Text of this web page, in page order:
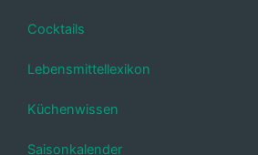
Cocktails
Lebensmittellexikon
Küchenwissen
Saisonkalender